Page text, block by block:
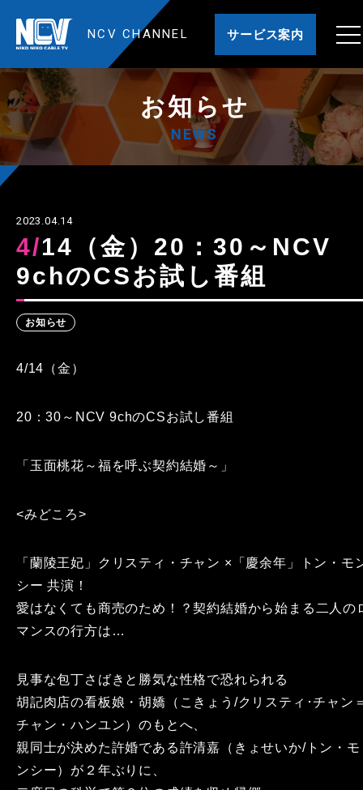
NCV CHANNEL サービス案内
お知らせ
NEWS
2023.04.14
4/14（金）20：30～NCV
9chのCSお試し番組
お知らせ
4/14（金）
20：30～NCV 9chのCSお試し番組
「玉面桃花～福を呼ぶ契約結婚～」
<みどころ>
「蘭陵王妃」クリスティ・チャン ×「慶余年」トン・モ
シー 共演！
愛はなくても商売のため！？契約結婚から始まる二人の
マンスの行方は…
見事な包丁さばきと勝気な性格で恐れられる
胡記肉店の看板娘・胡嬌（こきょう/クリスティ･チャン
チャン・ハンユン）のもとへ、
親同士が決めた許婚である許清嘉（きょせいか/トン・モ
ンシー）が２年ぶりに、